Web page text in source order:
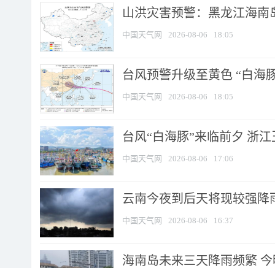
山洪灾害预警：黑龙江海
中国天气网 2026-08-06 18:05
台风预警升级至黄色 “白海
中国天气网 2026-08-06 18:05
台风“白海豚”来临前夕 浙
中国天气网 2026-08-06 17:06
云南今夜到后天将现较强降
中国天气网 2026-08-06 16:37
海南岛未来三天降雨频繁